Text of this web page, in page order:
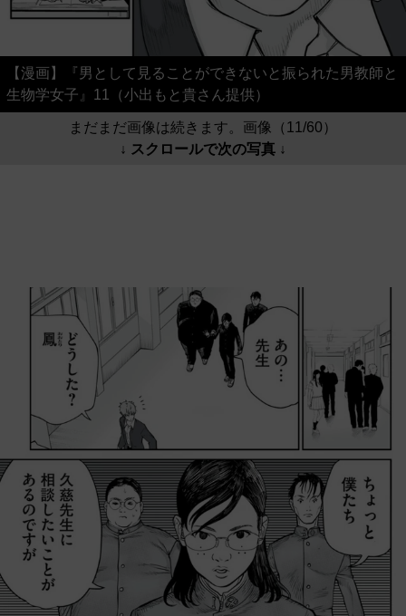
【漫画】『男として見ることができないと振られた男教師と
生物学女子』11（小出もと貴さん提供）
まだまだ画像は続きます。画像（11/60）
↓ スクロールで次の写真 ↓